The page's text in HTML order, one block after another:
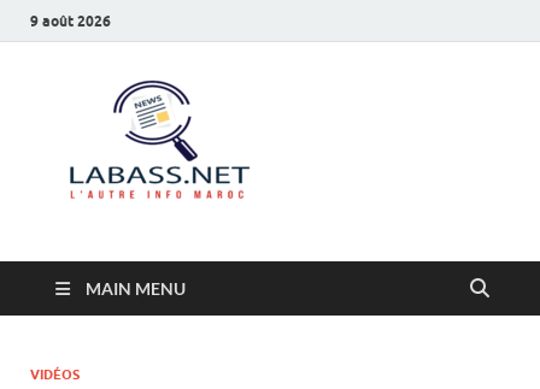
9 août 2026
MAIN MENU
VIDÉOS